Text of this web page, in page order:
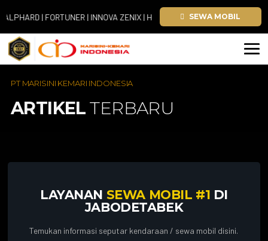
| FORTUNER | INNOVA ZENIX | HIACE SEWA MOBIL
PT MARISINI KEMARI INDONESIA
ARTIKEL TERBARU
LAYANAN SEWA MOBIL #1 DI
JABODETABEK
Temukan informasi seputar kendaraan / sewa mobil disini.